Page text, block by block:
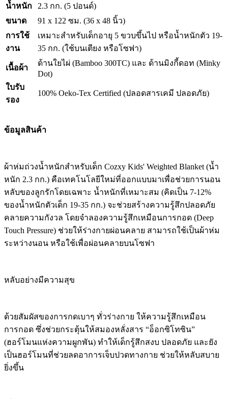
น้ำหนัก
2.3 กก. (5 ปอนด์)
ขนาด
91 x 122 ซม. (36 x 48 นิ้ว)
การใช้
งาน
เหมาะสำหรับเด็กอายุ 5 ขวบขึ้นไป หรือน้ำหนักตัว 19-
35 กก. (ใช้บนเตียง หรือโซฟา)
เนื้อผ้า
ด้านใยไผ่ (Bamboo 300TC) และ ด้านมิงกี้ดอท (Minky
Dot)
ใบรับ
รอง
100% Oeko-Tex Certified (ปลอดสารเคมี ปลอดภัย)
ข้อมูลสินค้า
ผ้าห่มถ่วงน้ำหนักสำหรับเด็ก Cozxy Kids' Weighted Blanket (น้ำ
หนัก 2.3 กก.) คือเทคโนโลยีใหม่ที่ออกแบบมาเพื่อช่วยการนอน
หลับของลูกรักโดยเฉพาะ น้ำหนักที่เหมาะสม (คิดเป็น 7-12%
ของน้ำหนักตัวเด็ก 19-35 กก.) จะช่วยสร้างความรู้สึกปลอดภัย
คลายความกังวล โดยจำลองความรู้สึกเหมือนการกอด (Deep
Touch Pressure) ช่วยให้ร่างกายผ่อนคลาย สามารถใช้เป็นผ้าห่ม
ระหว่างนอน หรือใช้เพื่อผ่อนคลายบนโซฟา
หลับอย่างมีความสุข
ด้วยสัมผัสของการกดเบาๆ ทั่วร่างกาย ให้ความรู้สึกเหมือน
การกอด ซึ่งช่วยกระตุ้นให้สมองหลั่งสาร “อ็อกซิโทซิน”
(ฮอร์โมนแห่งความผูกพัน) ทำให้เด็กรู้สึกสงบ ปลอดภัย และยัง
เป็นฮอร์โมนที่ช่วยลดอาการเจ็บปวดทางกาย ช่วยให้หลับสบาย
ยิ่งขึ้น